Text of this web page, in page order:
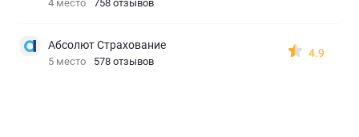
4 место 758 отзывов
Абсолют Страхование
5 место 578 отзывов
4.9